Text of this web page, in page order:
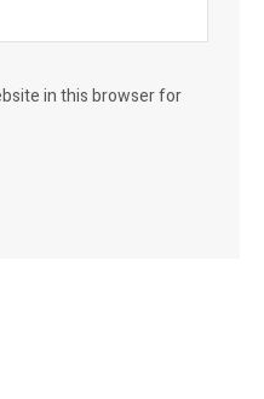
in this browser for